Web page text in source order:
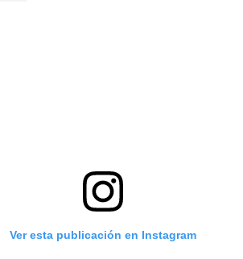
Ver esta publicación en Instagram